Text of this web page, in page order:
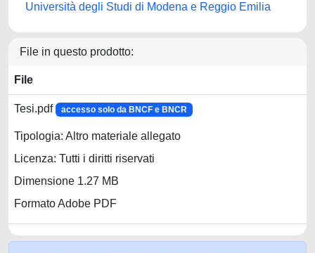
Università degli Studi di Modena e Reggio Emilia
File in questo prodotto:
File
Tesi.pdf accesso solo da BNCF e BNCR
Tipologia: Altro materiale allegato
Licenza: Tutti i diritti riservati
Dimensione 1.27 MB
Formato Adobe PDF